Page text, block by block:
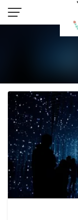
Sample Page